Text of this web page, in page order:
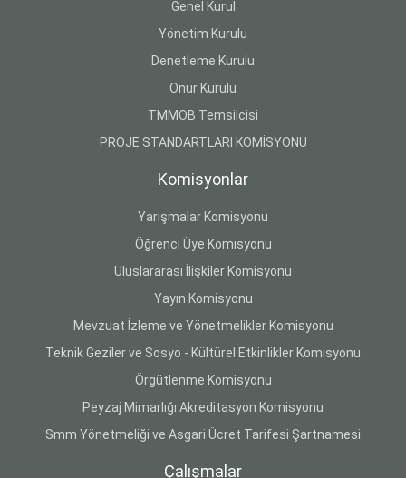
Genel Kurul
Yönetim Kurulu
Denetleme Kurulu
Onur Kurulu
TMMOB Temsilcisi
PROJE STANDARTLARI KOMİSYONU
Komisyonlar
Yarışmalar Komisyonu
Öğrenci Üye Komisyonu
Uluslararası İlişkiler Komisyonu
Yayın Komisyonu
Mevzuat İzleme ve Yönetmelikler Komisyonu
Teknik Geziler ve Sosyo - Kültürel Etkinlikler Komisyonu
Örgütlenme Komisyonu
Peyzaj Mimarlığı Akreditasyon Komisyonu
Smm Yönetmeliği ve Asgari Ücret Tarifesi Şartnamesi
Çalışmalar